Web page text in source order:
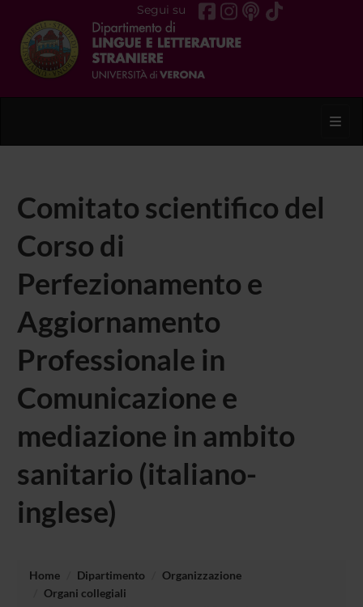
Segui su
Comitato scientifico del
Corso di
Perfezionamento e
Aggiornamento
Professionale in
Comunicazione e
mediazione in ambito
sanitario (italiano-
inglese)
Home Dipartimento
Organizzazione
Organi collegiali